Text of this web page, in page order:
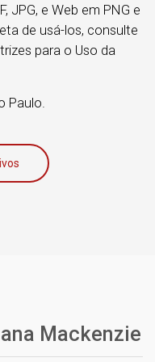
JPG, e Web em PNG e
de usá-los, consulte
para o Uso da
Paulo.
Mackenzie